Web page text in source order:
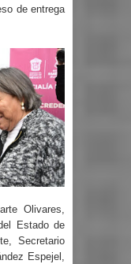
de entrega
Olivares,
Estado de
Secretario
Espejel,